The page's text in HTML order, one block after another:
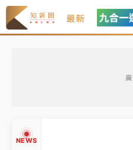
最新
NEWS
韓股最壞時期已過？大摩
至2個月低